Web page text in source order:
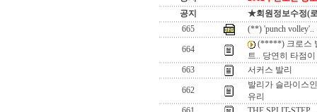
공지
★회원정보수정(
665
(**) 'punch
664
(*****) 크로스
트.. 당연히 타점
663
서커스 발리
662
발리가 슬라이스
유리